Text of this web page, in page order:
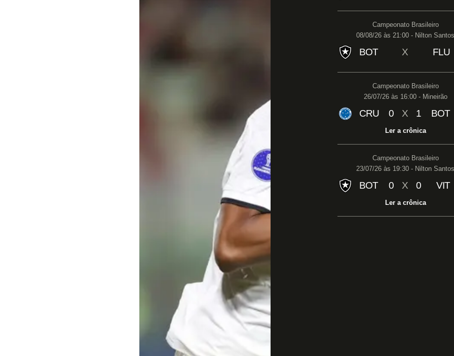
Campeonato Brasileiro
08/08/26 às 21:00 - Nilton Santos
BOT X FLU
Campeonato Brasileiro
26/07/26 às 16:00 - Mineirão
CRU 0 X 1 BOT
Ler a crônica
Campeonato Brasileiro
23/07/26 às 19:30 - Nilton Santos
BOT 0 X 0 VIT
Ler a crônica